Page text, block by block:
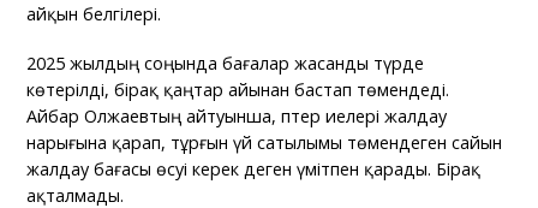
айқын белгілері.
2025 жылдың соңында бағалар жасанды түрде
көтерілді, бірақ қаңтар айынан бастап төмендеді.
Айбар Олжаевтың айтуынша, пәтер иелері жалдау
нарығына қарап, тұрғын үй сатылымы төмендеген сайын
жалдау бағасы өсуі керек деген үмітпен қарады. Бірақ
ақталмады.